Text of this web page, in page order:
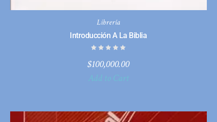
Librería
Introducción A La Biblia
$100,000.00
Add to Cart